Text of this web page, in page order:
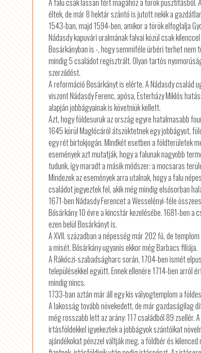
A falu csak lassan tért magához a török pusztításból.
éltek, de már 8 hektár szántó is jutott nekik a
1543-ban, majd 1594-ben, amikor a török elfoglalja
Nádasdy kapuvári uralmának falvai közül csak
Bosárkányban is -, hogy semmiféle úrbéri terhet
mindig 5 családot regisztrált. Olyan tartós
szerződést.
A reformáció Bosárkányt is elérte. A Nádasdy
viszont Nádasdy Ferenc, apósa, Esterházy Miklós
alapján jobbágyainak is követniük kellett.
Azt, hogy földesuruk az ország egyre hatalmasabb
1645 körül Maglócáról átszöktetnek egy jobbágyot,
egy rét birtokjogán. Mindkét esetben a földterületek
események azt mutatják, hogy a falunak nagyobb
tudunk, így maradt a másik módszer: a mocsaras
Mindezek az események arra utalnak, hogy a falu
családot jegyeztek fel, akik még mindig elsősorban
1671-ben Nádasdy Ferencet a Wesselényi-féle
Bősárkány 10 évre a kincstár kezelésébe. 1681-ben
ezen belül Bosárkányt is.
A XVII. században a népesség már 202 fű, de
a misét. Bősárkány ugyanis ekkor még Barbacs filiája.
A Rákóczi-szabadságharc során, 1704-ben ismét
településekkel együtt. Ennek ellenére 1714-ben arról
mindig nincs.
1733-ban aztán már áll egy kis vályogtemplom a
A lakosság tovább növekedett, de már gazdaságilag
még rosszabb lett az arány: 117 családból 89 zsellér.
irtásföldekkel igyekeztek a jobbágyok szántóikat
ajándékokat pénzzel váltják meg, a földbér és